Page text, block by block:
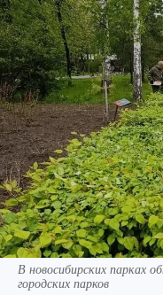
В новосибирских парках
городских парков